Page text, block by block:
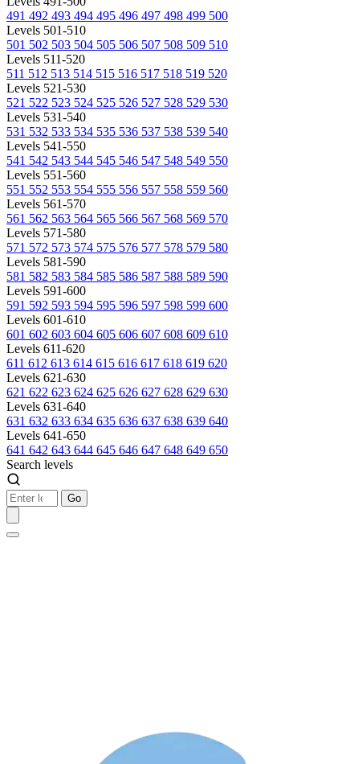
491 492 493 494 495 496 497 498 499 500
Levels 501-510
501 502 503 504 505 506 507 508 509 510
Levels 511-520
511 512 513 514 515 516 517 518 519 520
Levels 521-530
521 522 523 524 525 526 527 528 529 530
Levels 531-540
531 532 533 534 535 536 537 538 539 540
Levels 541-550
541 542 543 544 545 546 547 548 549 550
Levels 551-560
551 552 553 554 555 556 557 558 559 560
Levels 561-570
561 562 563 564 565 566 567 568 569 570
Levels 571-580
571 572 573 574 575 576 577 578 579 580
Levels 581-590
581 582 583 584 585 586 587 588 589 590
Levels 591-600
591 592 593 594 595 596 597 598 599 600
Levels 601-610
601 602 603 604 605 606 607 608 609 610
Levels 611-620
611 612 613 614 615 616 617 618 619 620
Levels 621-630
621 622 623 624 625 626 627 628 629 630
Levels 631-640
631 632 633 634 635 636 637 638 639 640
Levels 641-650
641 642 643 644 645 646 647 648 649 650
Search levels
Go